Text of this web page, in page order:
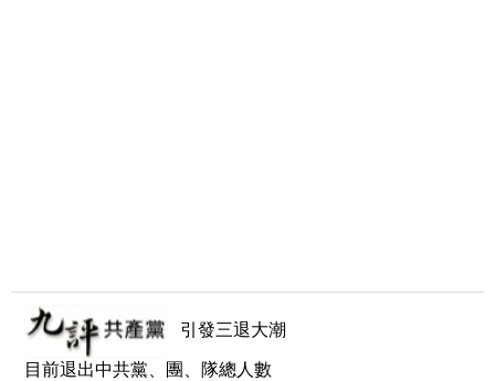
引發三退大潮
目前退出中共黨、團、隊總人數